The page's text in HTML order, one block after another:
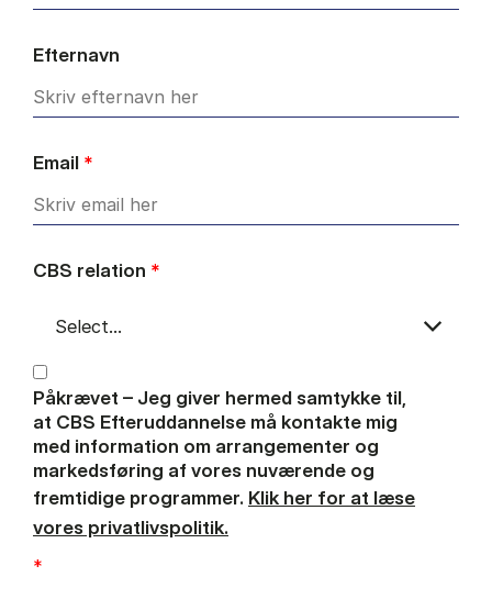
Efternavn
Email *
CBS relation *
Påkrævet – Jeg giver hermed samtykke til,
at CBS Efteruddannelse må kontakte mig
med information om arrangementer og
markedsføring af vores nuværende og
fremtidige programmer. Klik her for at læse
vores privatlivspolitik.
*